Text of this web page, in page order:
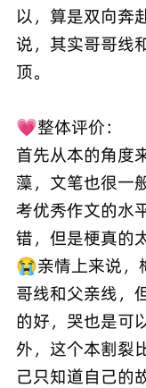
以，算是双向奔
说，其实哥哥线
顶。
💗整体评价：
首先从本的角度
藻，文笔也很一
考优秀作文的水
错，但是梗真的
😭亲情上来说，
哥线和父亲线，
的好，哭也是可
外，这个本割裂
己只知道自己的